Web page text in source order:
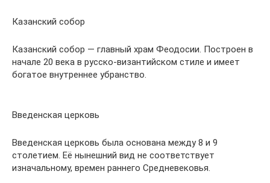
Казанский собор
Казанский собор — главный храм Феодосии. Построен в
начале 20 века в русско-византийском стиле и имеет
богатое внутреннее убранство.
Введенская церковь
Введенская церковь была основана между 8 и 9
столетием. Её нынешний вид не соответствует
изначальному, времен раннего Средневековья.